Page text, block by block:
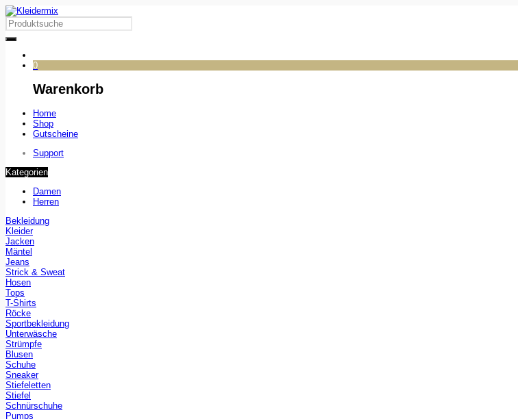
0
Warenkorb
Home
Shop
Gutscheine
Support
Kategorien
Damen
Herren
Bekleidung
Kleider
Jacken
Mäntel
Jeans
Strick & Sweat
Hosen
Tops
T-Shirts
Röcke
Sportbekleidung
Unterwäsche
Strümpfe
Blusen
Schuhe
Sneaker
Stiefeletten
Stiefel
Schnürschuhe
Pumps